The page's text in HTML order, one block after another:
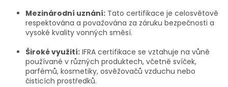
Mezinárodní uznání: Tato certifikace je celosvětově
respektována a považována za záruku bezpečnosti a
vysoké kvality vonných směsí.
Široké využití: IFRA certifikace se vztahuje na vůně
používané v různých produktech, včetně svíček,
parfémů, kosmetiky, osvěžovačů vzduchu nebo
čisticích prostředků.